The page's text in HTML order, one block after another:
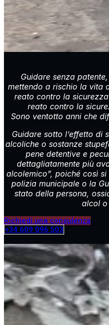
Guidare senza
mettendo a rischio la vita
reato contro la
reato contro la
Sono ventotto anni che
Guidare sotto l’effetto di
alcoliche o sostanze
pene detentive e
dettagliatamente più
alcolemico”, poiché così
polizia municipale o la
stato della persona,
alcol o
Richiedi una consulenza
+34 609 096 503